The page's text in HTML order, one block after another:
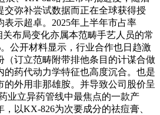
交弥补尝试数据而正在全球获得授
示超卓。2025年上半年市占率
布局变化亦属本范畴手艺人员的常
公开材料显示，行业合作也日趋激
（订立范畴附带排他条目的计谋合做
的药代动力学特征也高度沉合。也是
的外用非那雄胺。并导致公司股价呈
业立异药管线中最焦点的一款产
，以KX-826为次要成分的祛痘膏、